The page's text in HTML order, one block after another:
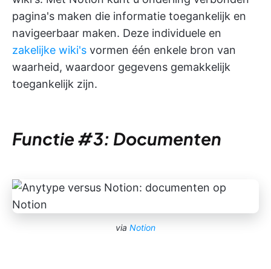
pagina's maken die informatie toegankelijk en
navigeerbaar maken. Deze individuele en
zakelijke wiki's vormen één enkele bron van
waarheid, waardoor gegevens gemakkelijk
toegankelijk zijn.
Functie #3: Documenten
via Notion